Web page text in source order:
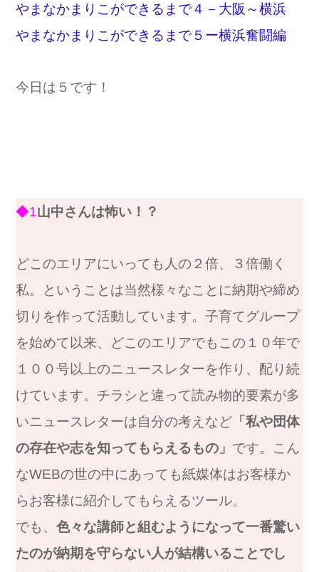
やまなかまりこができるまで４－大阪～横浜
やまなかまりこができるまで５ー横浜奮闘編
今日は５です！
◆1山中さんは怖い！？
どこのエリアにいっても人の２倍、３倍働く
私。ということは当然様々なことに納期や締め
切りを作って活動しています。子育てグループ
を始めて以来、どこのエリアでもこの１０年で
１００号以上のニュースレターを作り、配り続
けています。チラシと違って読み物的要素が多
いニュースレターは自分の考えなど 「私や団体
の存在や志を知ってもらえるもの」 です。こん
なWEBの世の中にあっても紙媒体はお客様か
らお客様に紹介してもらえるツール。
でも、 色々な講師と組むようになって一番驚い
たのが納期を守らない人が結構いることでし